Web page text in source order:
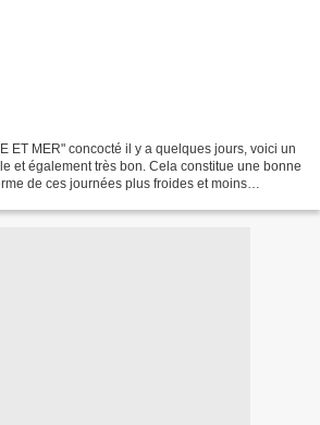
ET MER" concocté il y a quelques jours, voici un
et également très bon. Cela constitue une bonne
de ces journées plus froides et moins